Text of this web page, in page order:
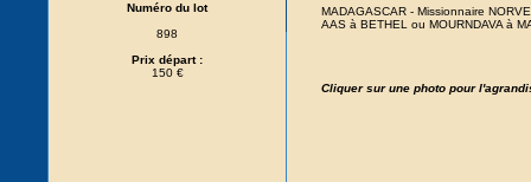
Numéro du lot
898
Prix départ :
150 €
MADAGASCAR - Missionnaire
AAS à BETHEL ou MOURNDAVA à
Cliquer sur une photo pour